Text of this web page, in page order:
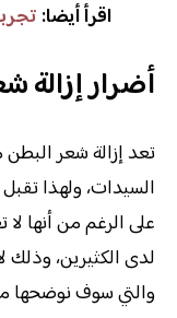
اقرأ أيضا:
أضرار إزالة
تعد إزالة شعر
السيدات، ولهذا
على الرغم من أنها
لدى الكثيرين، وذلك
والتي سوف نوضحها